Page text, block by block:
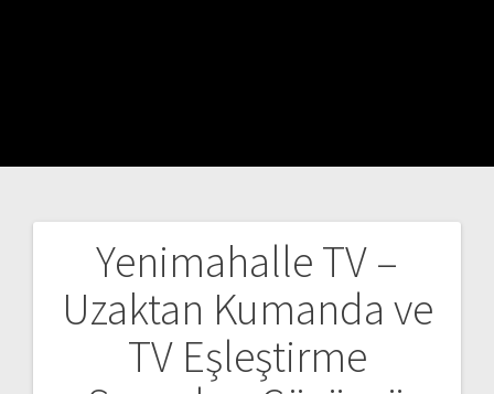
Yenimahalle TV –
Uzaktan Kumanda ve
TV Eşleştirme
gezinmesi